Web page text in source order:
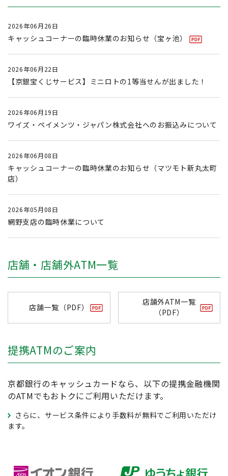
2026年06月26日
キャッシュコーナーの臨時休業のお知らせ（宝ヶ池）
2026年06月22日
【京銀宝くじサービス】ミニロトの1等当せんが出ました！
2026年06月19日
ワイズ・ペイメンツ・ジャパン株式会社へのお振込みについて
2026年06月08日
キャッシュコーナーの臨時休業のお知らせ（マツモト新丸太町
店）
2026年05月08日
網野支店の臨時休業について
店舗・店舗外ATM一覧
店舗一覧（PDF）
店舗外ATM一覧
（PDF）
提携ATMのご案内
京都銀行のキャッシュカードなら、以下の提携金融機関
のATMでもおトクにご利用いただけます。
さらに、サービス条件により手数料が無料でご利用いただけ
ます。